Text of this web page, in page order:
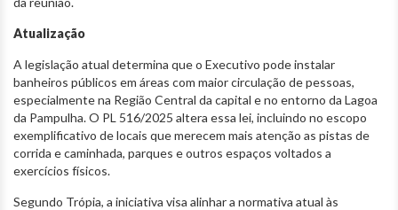
Atualização
A legislação atual determina que o Executivo pode instalar
banheiros públicos em áreas com maior circulação de pessoas,
especialmente na Região Central da capital e no entorno da Lagoa
da Pampulha. O PL 516/2025 altera essa lei, incluindo no escopo
exemplificativo de locais que merecem mais atenção as pistas de
corrida e caminhada, parques e outros espaços voltados a
exercícios físicos.
Segundo Trópia, a iniciativa visa alinhar a normativa atual às